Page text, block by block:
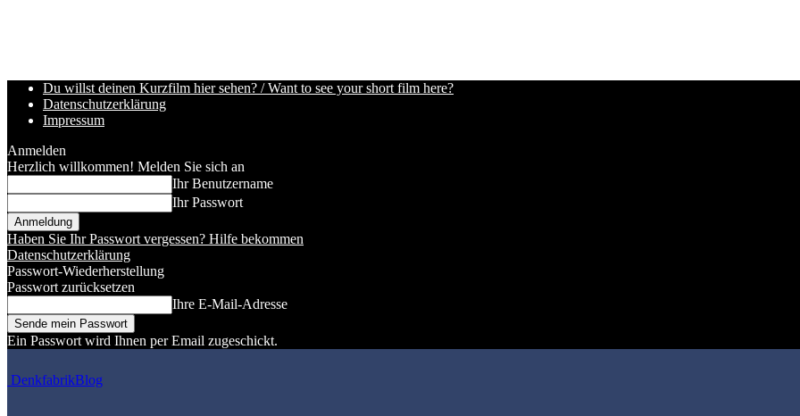
Du willst deinen Kurzfilm hier sehen? / Want to see your short film here?
Datenschutzerklärung
Impressum
Anmelden
Herzlich willkommen! Melden Sie sich an
Ihr Benutzername
Ihr Passwort
Haben Sie Ihr Passwort vergessen? Hilfe bekommen
Datenschutzerklärung
Passwort-Wiederherstellung
Passwort zurücksetzen
Ihre E-Mail-Adresse
Ein Passwort wird Ihnen per Email zugeschickt.
DenkfabrikBlog